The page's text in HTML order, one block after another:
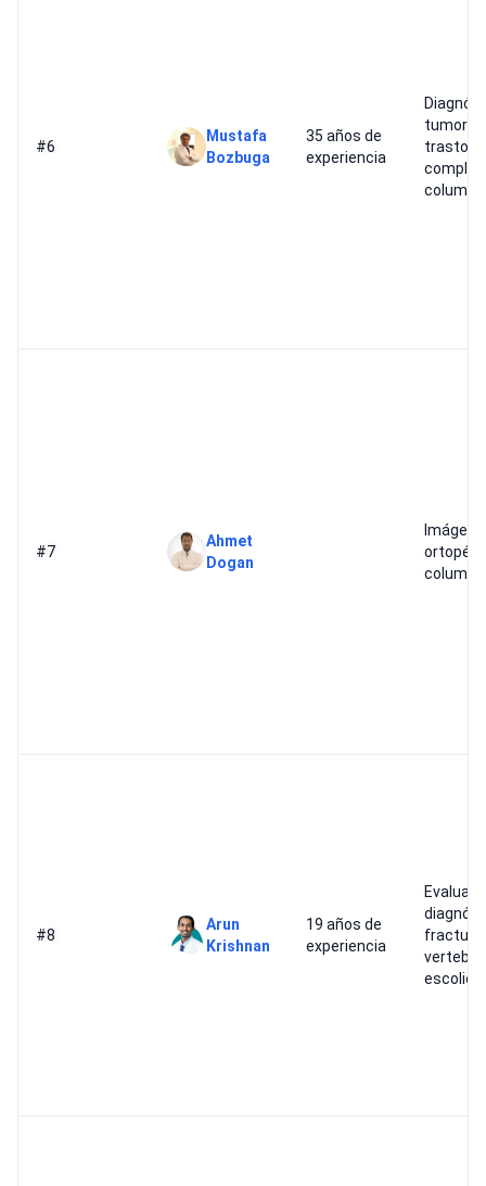
#6
Mustafa
Bozbuga
35 años de
experiencia
tumores
#7
Ahmet
Dogan
#8
Arun
Krishnan
19 años de
experiencia